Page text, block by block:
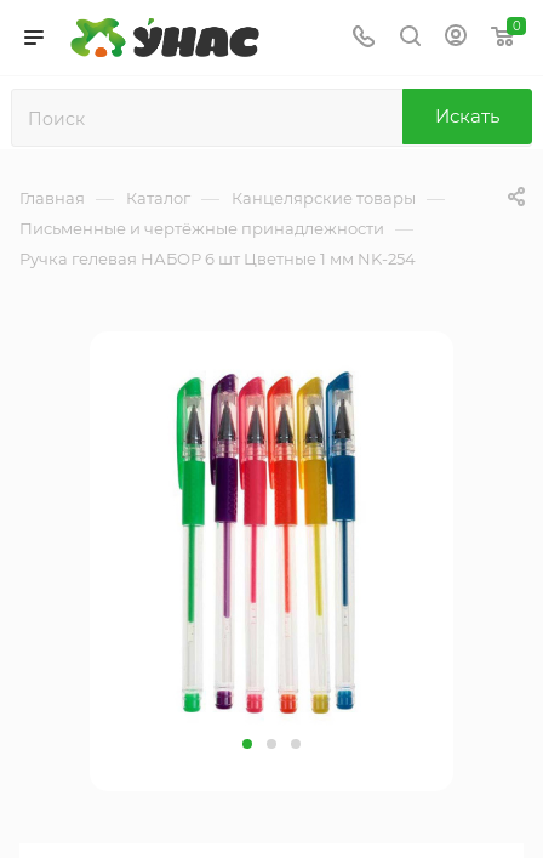
0
Искать
Главная — Каталог — Канцелярские товары —
Письменные и чертёжные принадлежности —
Ручка гелевая НАБОР 6 шт Цветные 1 мм NK-254